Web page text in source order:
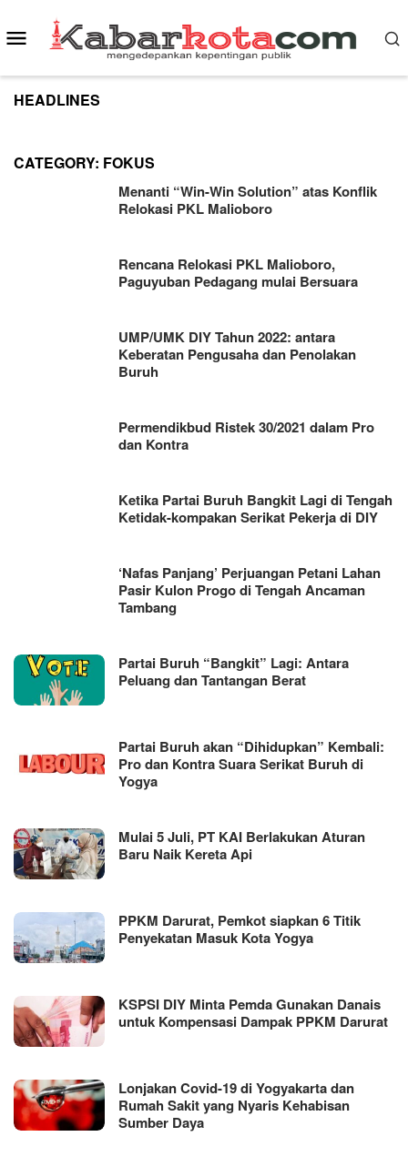
to
content
Mobile
Menu
HEADLINES
CATEGORY: FOKUS
Menanti “Win-Win Solution” atas Konflik
Relokasi PKL Malioboro
Rencana Relokasi PKL Malioboro,
Paguyuban Pedagang mulai Bersuara
UMP/UMK DIY Tahun 2022: antara
Keberatan Pengusaha dan Penolakan
Buruh
Permendikbud Ristek 30/2021 dalam Pro
dan Kontra
Ketika Partai Buruh Bangkit Lagi di Tengah
Ketidak-kompakan Serikat Pekerja di DIY
‘Nafas Panjang’ Perjuangan Petani Lahan
Pasir Kulon Progo di Tengah Ancaman
Tambang
Partai Buruh “Bangkit” Lagi: Antara
Peluang dan Tantangan Berat
Partai Buruh akan “Dihidupkan” Kembali:
Pro dan Kontra Suara Serikat Buruh di
Yogya
Mulai 5 Juli, PT KAI Berlakukan Aturan
Baru Naik Kereta Api
PPKM Darurat, Pemkot siapkan 6 Titik
Penyekatan Masuk Kota Yogya
KSPSI DIY Minta Pemda Gunakan Danais
untuk Kompensasi Dampak PPKM Darurat
Lonjakan Covid-19 di Yogyakarta dan
Rumah Sakit yang Nyaris Kehabisan
Sumber Daya